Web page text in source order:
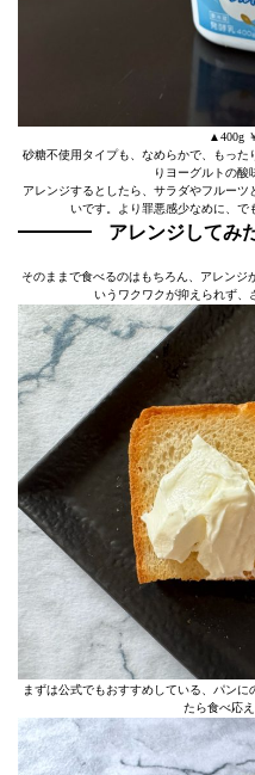
▲400g
砂糖不使用タイプも、なめらかで、もった
りヨーグルトの酸
アレンジするとしたら、サラダやフルー
いです。より罪悪感少なめに、で
アレンジしてみ
そのままで食べるのはもちろん、アレンジ
いうワクワクが抑えられず、
まずは公式でもおすすめしている、パン
たら食べ応